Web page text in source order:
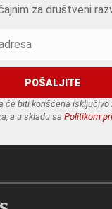
za društveni
će biti korišćena isključivo
a u skladu sa Politikom